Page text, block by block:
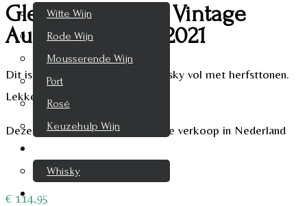
Witte Wijn
Rode Wijn
Mousserende Wijn
Port
Rosé
Keuzehulp Wijn
Whisky
Cognac
Glenfarclas 2004 Vintage
Autumn Edition 2021
Dit is een uiterst smaakvolle whisky vol met herfsttonen.
Lekker voor bij de open haard.
Deze fles is geselecteerd voor de verkoop in Nederland
€ 114,95